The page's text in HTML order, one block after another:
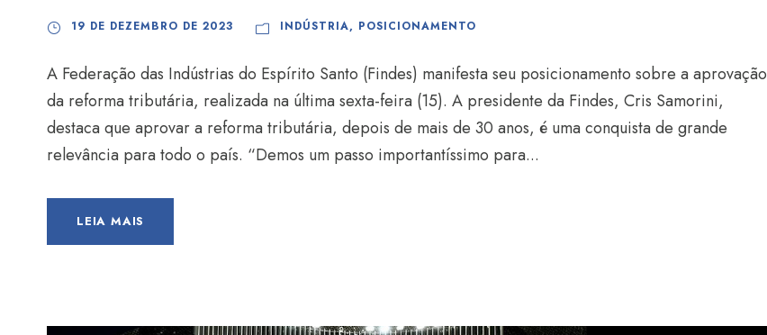
19 DE DEZEMBRO DE 2023 INDÚSTRIA, POSICIONAMENTO
A Federação das Indústrias do Espírito Santo (Findes) manifesta seu posicionamento sobre a aprovação
da reforma tributária, realizada na última sexta-feira (15). A presidente da Findes, Cris Samorini,
destaca que aprovar a reforma tributária, depois de mais de 30 anos, é uma conquista de grande
relevância para todo o país. “Demos um passo importantíssimo para...
LEIA MAIS